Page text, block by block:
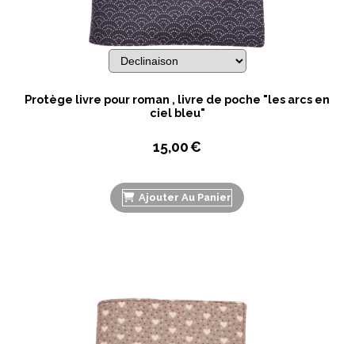
Protège livre pour roman , livre de poche "les arcs en
ciel bleu"
15,00€
Ajouter Au Panier